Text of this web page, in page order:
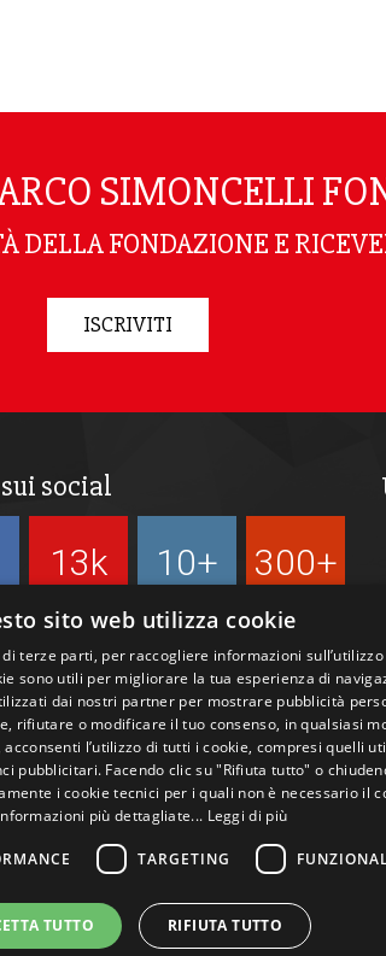
SIMONCELLI
DELLA FONDAZIONE E
ISCRIVITI
social
13k 10+ 300+
sito web utilizza cookie
terze parti, per raccogliere informazioni
sono utili per migliorare la tua esperienza di
dai nostri partner per mostrare pubblicità
rifiutare o modificare il tuo consenso, in qualsiasi
l’utilizzo di tutti i cookie, compresi quelli
pubblicitari. Facendo clic su "Rifiuta tutto" o
i cookie tecnici per i quali non è necessario il
più dettagliate... Leggi di più
TARGETING
TUTTO RIFIUTA TUTTO